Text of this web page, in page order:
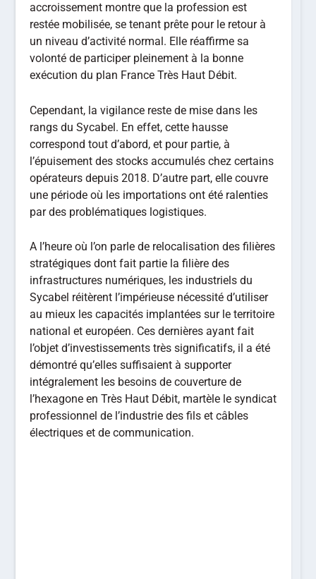
accroissement montre que la profession est
restée mobilisée, se tenant prête pour le retour à
un niveau d’activité normal. Elle réaffirme sa
volonté de participer pleinement à la bonne
exécution du plan France Très Haut Débit.
Cependant, la vigilance reste de mise dans les
rangs du Sycabel. En effet, cette hausse
correspond tout d’abord, et pour partie, à
l’épuisement des stocks accumulés chez certains
opérateurs depuis 2018. D’autre part, elle couvre
une période où les importations ont été ralenties
par des problématiques logistiques.
A l’heure où l’on parle de relocalisation des filières
stratégiques dont fait partie la filière des
infrastructures numériques, les industriels du
Sycabel réitèrent l’impérieuse nécessité d’utiliser
au mieux les capacités implantées sur le territoire
national et européen. Ces dernières ayant fait
l’objet d’investissements très significatifs, il a été
démontré qu’elles suffisaient à supporter
intégralement les besoins de couverture de
l’hexagone en Très Haut Débit, martèle le syndicat
professionnel de l’industrie des fils et câbles
électriques et de communication.